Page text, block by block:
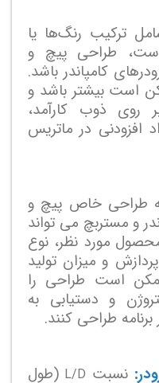
ترکیب رنگ‌ها یا
است، طراحی پیچ و
کامپاندر باشد.
است بیشتر باشد و
ذوب کارآمد،
افزودنی در ماتریس
طراحی خاص پیچ و
و مستربچ می تواند
مورد نظر، نوع
و میزان تولید
است طراحی را
و دستیابی به
طراحی کنند.
نسبت L/D (طول